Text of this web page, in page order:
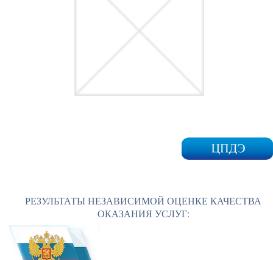
РЕЗУЛЬТАТЫ НЕЗАВИСИМОЙ ОЦЕНКЕ КАЧЕСТВА
ОКАЗАНИЯ УСЛУГ: